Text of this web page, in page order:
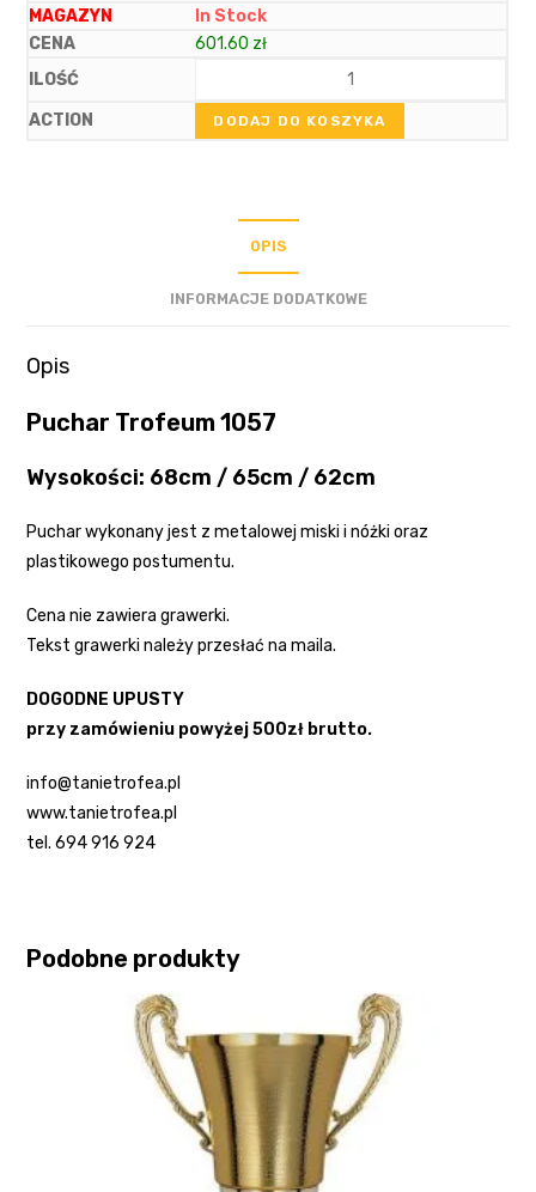
In Stock
601.60 zł
DODAJ DO KOSZYKA
OPIS
INFORMACJE DODATKOWE
Opis
Puchar Trofeum 1057
Wysokości: 68cm / 65cm / 62cm
Puchar wykonany jest z metalowej miski i nóżki oraz
plastikowego postumentu.
Cena nie zawiera grawerki.
Tekst grawerki należy przesłać na maila.
DOGODNE UPUSTY
przy zamówieniu powyżej 500zł brutto.
info@tanietrofea.pl
www.tanietrofea.pl
tel. 694 916 924
Podobne produkty